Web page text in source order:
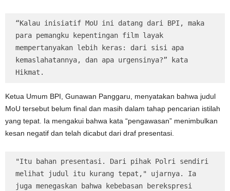
“Kalau inisiatif MoU ini datang dari BPI, maka
para pemangku kepentingan film layak
mempertanyakan lebih keras: dari sisi apa
kemaslahatannya, dan apa urgensinya?” kata
Hikmat.
Ketua Umum BPI, Gunawan Panggaru, menyatakan bahwa judul
MoU tersebut belum final dan masih dalam tahap pencarian istilah
yang tepat. Ia mengakui bahwa kata “pengawasan” menimbulkan
kesan negatif dan telah dicabut dari draf presentasi.
"Itu bahan presentasi. Dari pihak Polri sendiri
melihat judul itu kurang tepat," ujarnya. Ia
juga menegaskan bahwa kebebasan berekspresi